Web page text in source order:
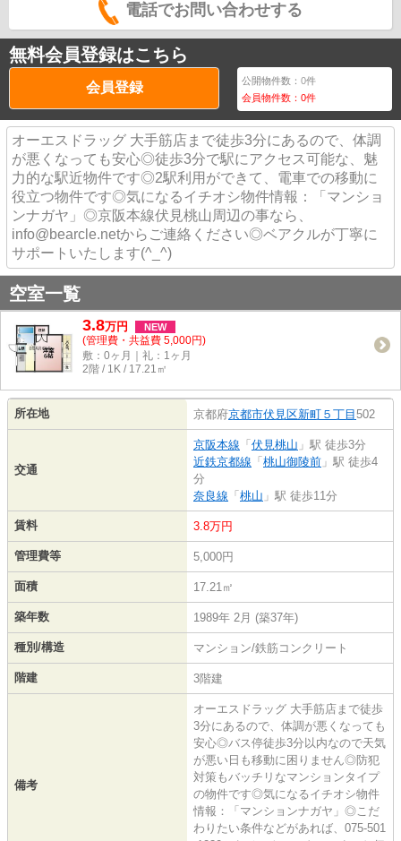
電話でお問い合わせする
無料会員登録はこちら
会員登録 公開物件数：0件
会員物件数：0件
オーエスドラッグ 大手筋店まで徒歩3分にあるので、体調
が悪くなっても安心◎徒歩3分で駅にアクセス可能な、魅
力的な駅近物件です◎2駅利用ができて、電車での移動に
役立つ物件です◎気になるイチオシ物件情報：「マンショ
ンナガヤ」◎京阪本線伏見桃山周辺の事なら、
info@bearcle.netからご連絡ください◎ベアクルが丁寧に
サポートいたします(^_^)
空室一覧
3.8万円 NEW
(管理費・共益費 5,000円)
敷：0ヶ月｜礼：1ヶ月
2階 / 1K / 17.21㎡
所在地 京都府京都市伏見区新町５丁目 502
交通
京阪本線 「 伏見桃山 」駅 徒歩3分
近鉄京都線 「 桃山御陵前 」駅 徒歩4
分
奈良線 「 桃山 」駅 徒歩11分
賃料 3.8万円
管理費等 5,000円
面積 17.21㎡
築年数 1989年 2月 (築37年)
種別/構造 マンション/鉄筋コンクリート
階建 3階建
備考
オーエスドラッグ 大手筋店まで徒歩
3分にあるので、体調が悪くなっても
安心◎バス停徒歩3分以内なので天気
が悪い日も移動に困りません◎防犯
対策もバッチリなマンションタイプ
の物件です◎気になるイチオシ物件
情報：「マンションナガヤ」◎こだ
わりたい条件などがあれば、075-501